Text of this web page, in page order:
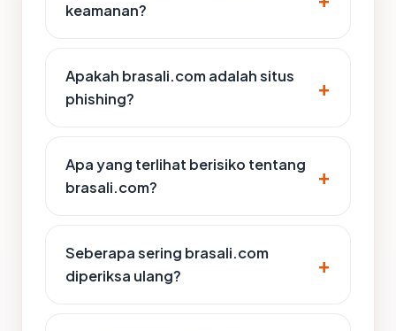
keamanan?
Apakah brasali.com adalah situs
phishing?
Apa yang terlihat berisiko tentang
brasali.com?
Seberapa sering brasali.com
diperiksa ulang?